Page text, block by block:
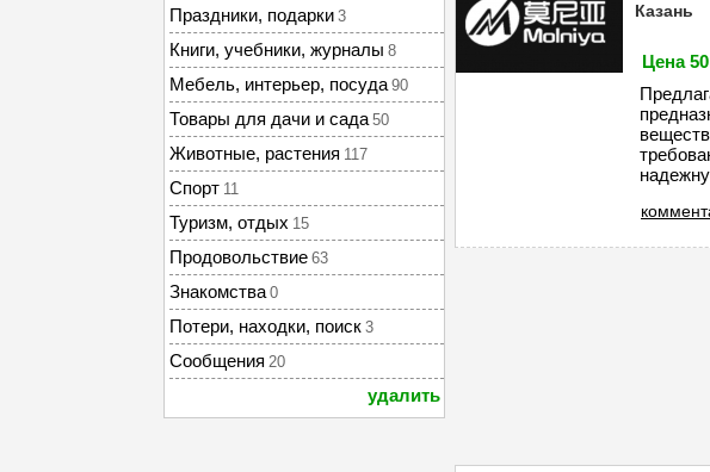
Праздники, подарки 3
Книги, учебники, журналы 8
Мебель, интерьер, посуда 90
Товары для дачи и сада 50
Животные, растения 117
Спорт 11
Туризм, отдых 15
Продовольствие 63
Знакомства 0
Потери, находки, поиск 3
Сообщения 20
удалить
Казань
Цена